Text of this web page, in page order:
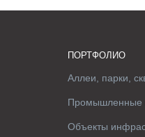
ПОРТФОЛИО
Аллеи, парки,
Промышленные
Объекты